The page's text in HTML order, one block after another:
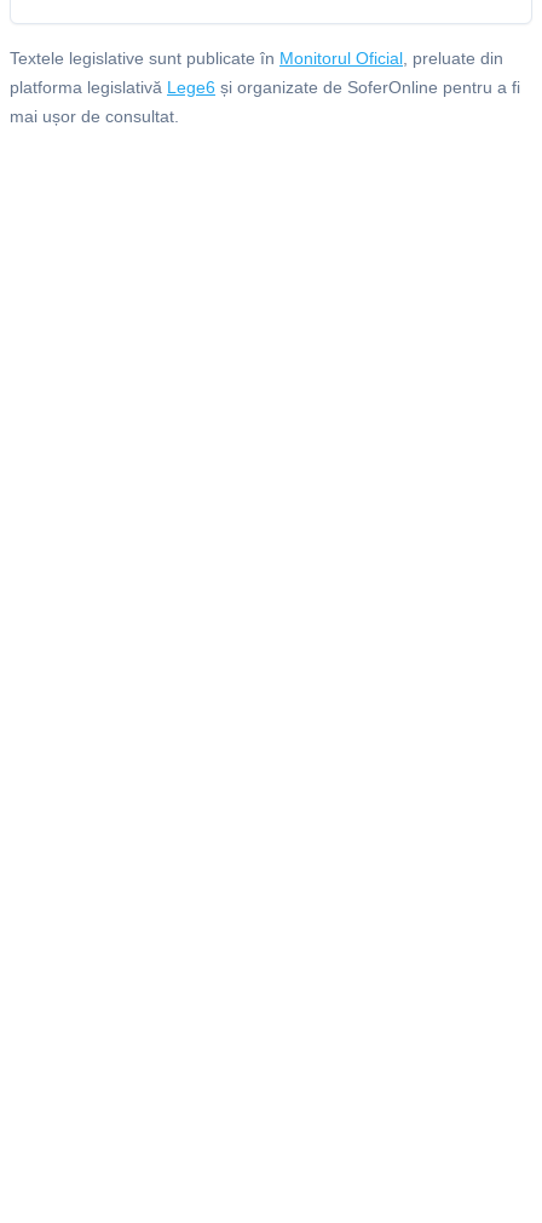
Textele legislative sunt publicate în Monitorul Oficial , preluate din
platforma legislativă Lege6 și organizate de SoferOnline pentru a fi
mai ușor de consultat.